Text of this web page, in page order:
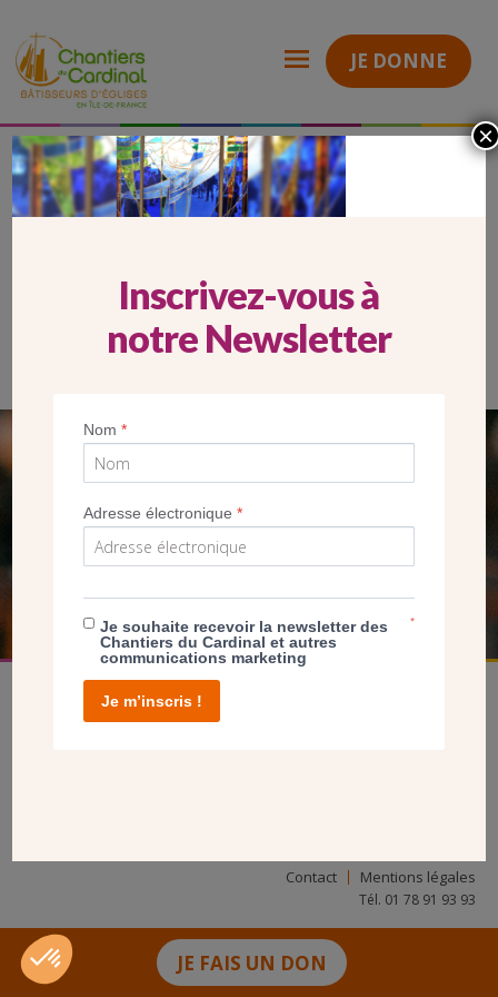
JE FAIS UN DON
JE DONNE
Chantiers
du
Cardinal
mobile st bernard montparnasse 1 vitrail loire
MOBILE ST BERNARD
MONTPARNASSE 1 VITRAIL LOIRE
SEUL VOTRE DON
NOUS PERMET D’AGIR
Contact Mentions légales
Tél. 01 78 91 93 93
Inscrivez-vous à
notre Newsletter
Nom*
Adresse électronique*
Je souhaite recevoir la newsletter des
Chantiers du Cardinal et autres
communications marketing
*
Je m’inscris !
×